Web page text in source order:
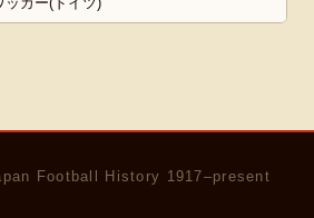
Football History 1917–present